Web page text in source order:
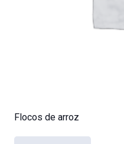
Flocos de arroz